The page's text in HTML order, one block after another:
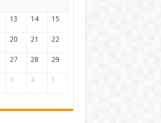
13 14 15
20 21 22
27 28 29
3 4 5